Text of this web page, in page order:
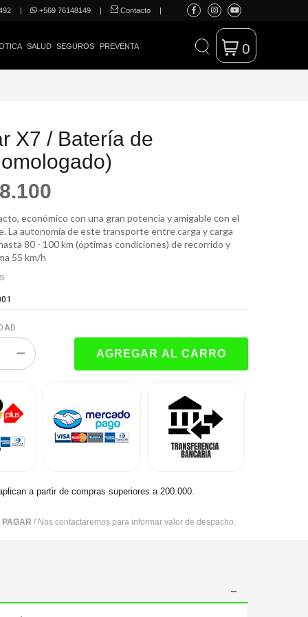
| +569 76148149 | Contacto |
SALUD SEGUROS PREVENTA 0
X7 / Batería de
económico con una gran potencia y amigable con el
La autonomía de este transporte entre carga y carga
80 - 100 km (óptimas condiciones) de recorrido y
55 km/h
a partir de compras superiores a 200.000.
PAGAR / Nos contactaremos para informar valor de despacho.